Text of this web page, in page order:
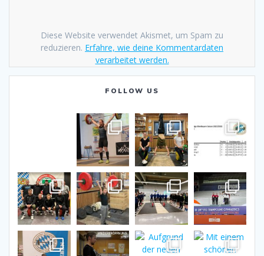
Diese Website verwendet Akismet, um Spam zu
reduzieren. Erfahre, wie deine Kommentardaten
verarbeitet werden.
FOLLOW US